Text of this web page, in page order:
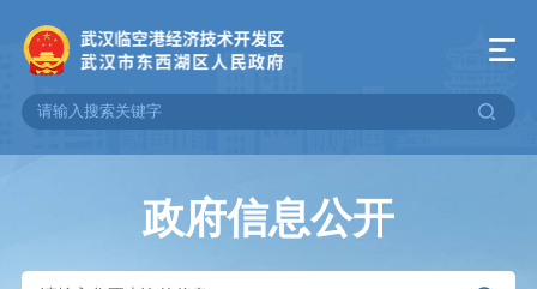
政府信息公开